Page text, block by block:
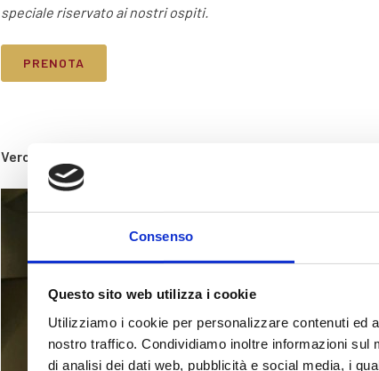
Consenso
Questo sito web utilizza i cookie
Utilizziamo i cookie per personalizzare contenuti ed
nostro traffico. Condividiamo inoltre informazioni
di analisi dei dati web, pubblicità e social media, i
speciale riservato ai nostri ospiti.
PRENOTA
Verona Sotterranea
splendidi e
vie e piazze del
5 metri sotto
negozi,